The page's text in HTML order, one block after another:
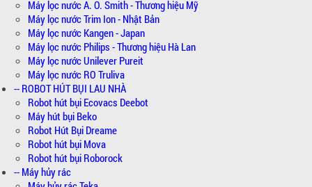
Máy lọc nước A. O. Smith - Thương hiệu Mỹ
Máy lọc nước Trim Ion - Nhật Bản
Máy lọc nước Kangen - Japan
Máy lọc nước Philips - Thương hiệu Hà Lan
Máy lọc nước Unilever Pureit
Máy lọc nước RO Truliva
-- ROBOT HÚT BỤI LAU NHÀ
Robot hút bụi Ecovacs Deebot
Máy hút bụi Beko
Robot Hút Bụi Dreame
Robot hút bụi Mova
Robot hút bụi Roborock
-- Máy hủy rác